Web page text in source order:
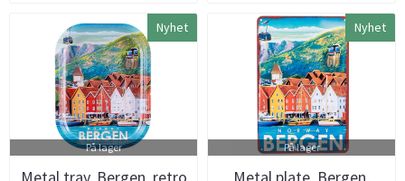
Nyhet
På lager
Nyhet
På lager